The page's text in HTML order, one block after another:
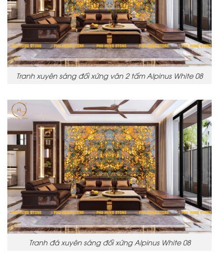
Tranh xuyên sáng đối xứng vân 2 tấm Alpinus White 08
Tranh đá xuyên sáng đối xứng Alpinus White 08